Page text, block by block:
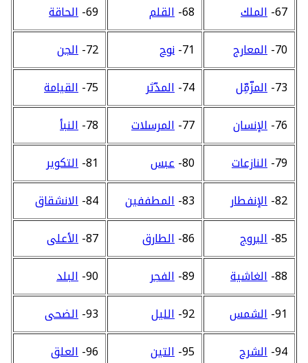
67- الملك 68- القلم 69- الحاقة
70- المعارج 71- نوح 72- الجن
73- المزّمِّل 74- المدّثر 75- القيامة
76- الإنسان 77- المرسلات 78- النبأ
79- النازعات 80- عبس 81- التكوير
82- الإنفطار 83- المطففين 84- الانشقاق
85- البروج 86- الطارق 87- الأعلى
88- الغاشية 89- الفجر 90- البلد
91- الشمس 92- الليل 93- الضحى
94- الشرح 95- التين 96- العلق